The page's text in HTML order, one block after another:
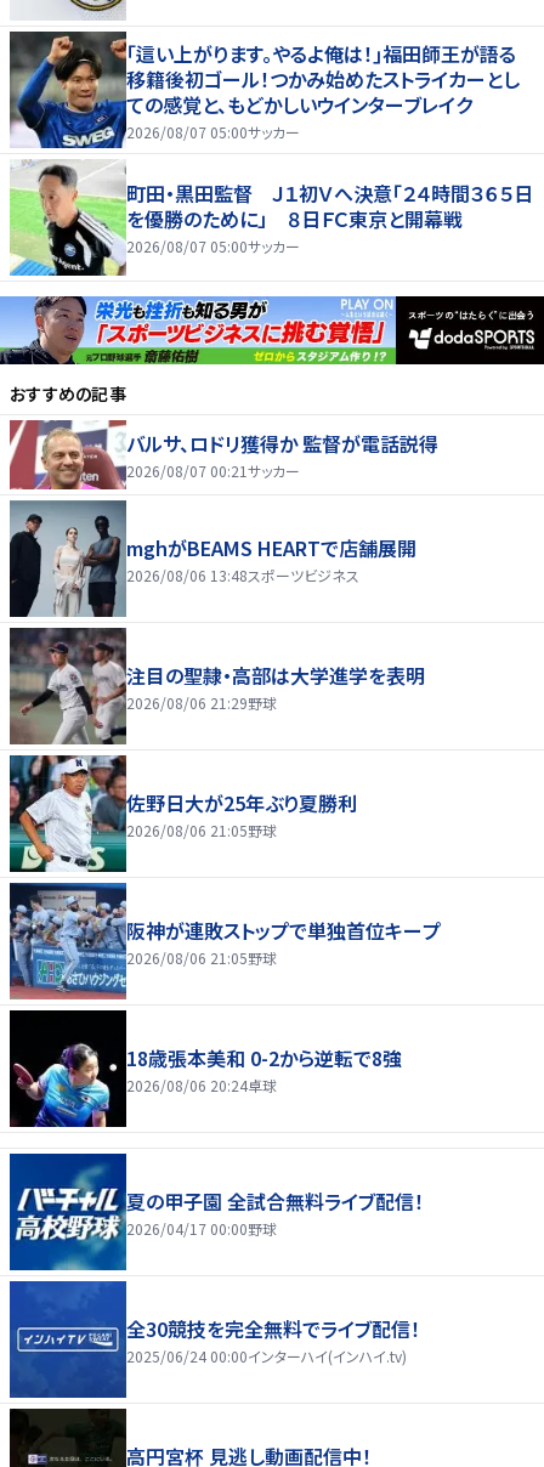
｢這い上がります。やるよ俺は！｣福田師王が語る
移籍後初ゴール！つかみ始めたストライカーとし
ての感覚と、もどかしいウインターブレイク
2026/08/07 05:00サッカー
町田・黒田監督 Ｊ１初Ｖへ決意「２４時間３６５日
を優勝のために」 ８日ＦＣ東京と開幕戦
2026/08/07 05:00サッカー
おすすめの記事
バルサ、ロドリ獲得か 監督が電話説得
2026/08/07 00:21サッカー
mghがBEAMS HEARTで店舗展開
2026/08/06 13:48スポーツビジネス
注目の聖隷・高部は大学進学を表明
2026/08/06 21:29野球
佐野日大が25年ぶり夏勝利
2026/08/06 21:05野球
阪神が連敗ストップで単独首位キープ
2026/08/06 21:05野球
18歳張本美和 0-2から逆転で8強
2026/08/06 20:24卓球
夏の甲子園 全試合無料ライブ配信！
2026/04/17 00:00野球
全30競技を完全無料でライブ配信！
2025/06/24 00:00インターハイ(インハイ.tv)
高円宮杯 見逃し動画配信中！